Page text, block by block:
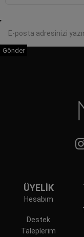
Gönder
ÜYELİK
Hesabım
Destek
Taleplerim